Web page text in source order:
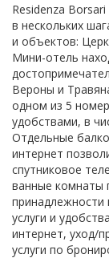
Residenza
в нескольких
и объектов:
Мини-отель
Вероны и
одном из 5
удобствами, в
Отдельные
интернет
спутниковое
ванные комнаты
принадлежности
услуги и
интернет, уход/
услуги по